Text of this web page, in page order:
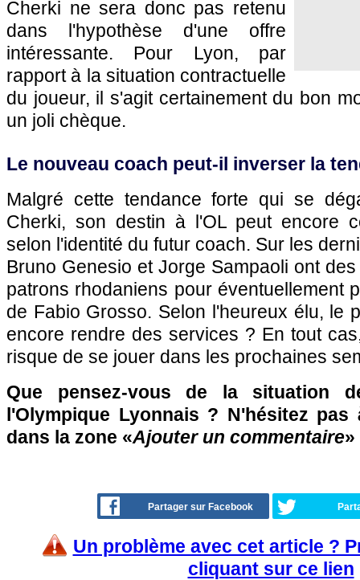
Cherki ne sera donc pas retenu
dans l'hypothèse d'une offre
intéressante. Pour Lyon, par
rapport à la situation contractuelle
du joueur, il s'agit certainement du bon
un joli chèque.
Le nouveau coach peut-il inverser la
Malgré cette tendance forte qui se
Cherki, son destin à l'OL peut encore
selon l'identité du futur coach. Sur les
Bruno Genesio et Jorge Sampaoli ont
patrons rhodaniens pour éventuellement
de Fabio Grosso. Selon l'heureux élu, le
encore rendre des services ? En tout
risque de se jouer dans les prochaines
Que pensez-vous de la situation
l'Olympique Lyonnais ? N'hésitez
dans la zone «Ajouter un commentaire»
Partager sur Facebook
Un problème avec cet article ?
cliquant sur ce lien